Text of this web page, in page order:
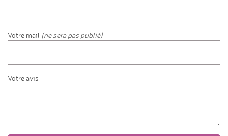
Votre mail (ne sera pas publié)
Votre avis